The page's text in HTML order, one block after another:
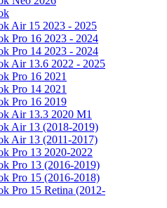
Air 15 2023 - 2025
Pro 16 2023 - 2024
Pro 14 2023 - 2024
Air 13.6 2022 - 2025
Pro 16 2021
Pro 14 2021
Pro 16 2019
Air 13.3 2020 M1
Air 13 (2018-2019)
Air 13 (2011-2017)
Pro 13 2020-2022
Pro 13 (2016-2019)
Pro 15 (2016-2018)
Pro 15 Retina (2012-